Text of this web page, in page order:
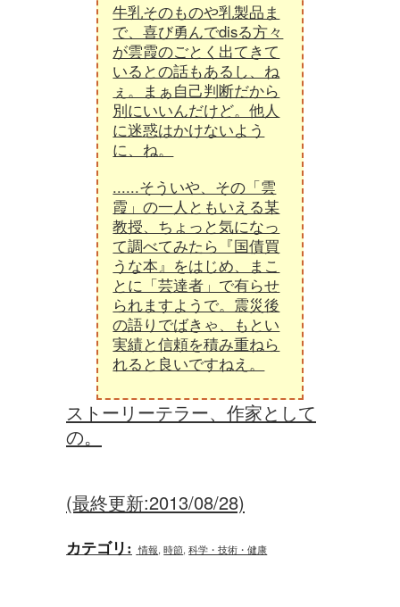
牛乳そのものや乳製品ま
で、喜び勇んでdisる方々
が雲霞のごとく出てきて
いるとの話もあるし、ね
ぇ。まぁ自己判断だから
別にいいんだけど。他人
に迷惑はかけないよう
に、ね。
......そういや、その「雲
霞」の一人ともいえる某
教授、ちょっと気になっ
て調べてみたら『国債買
うな本』をはじめ、まこ
とに「芸達者」で有らせ
られますようで。震災後
の語りでばきゃ、もとい
実績と信頼を積み重ねら
れると良いですねえ。
ストーリーテラー、作家として
の。
(最終更新:2013/08/28)
カテゴリ: 情報, 時節, 科学・技術・健康